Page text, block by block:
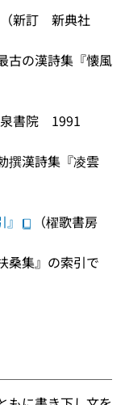
（新訂 新典社
古の漢詩集『懐風
泉書院 1991
撰漢詩集『凌雲
（櫂歌書房
桑集』の索引で